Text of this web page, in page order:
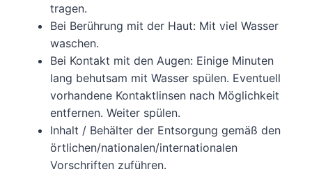
tragen.
Bei Berührung mit der Haut: Mit viel Wasser
waschen.
Bei Kontakt mit den Augen: Einige Minuten
lang behutsam mit Wasser spülen. Eventuell
vorhandene Kontaktlinsen nach Möglichkeit
entfernen. Weiter spülen.
Inhalt / Behälter der Entsorgung gemäß den
örtlichen/nationalen/internationalen
Vorschriften zuführen.